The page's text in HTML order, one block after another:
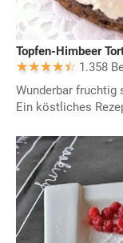
Topfen-Himbeer
1.358
Wunderbar fruchtig
Ein köstliches